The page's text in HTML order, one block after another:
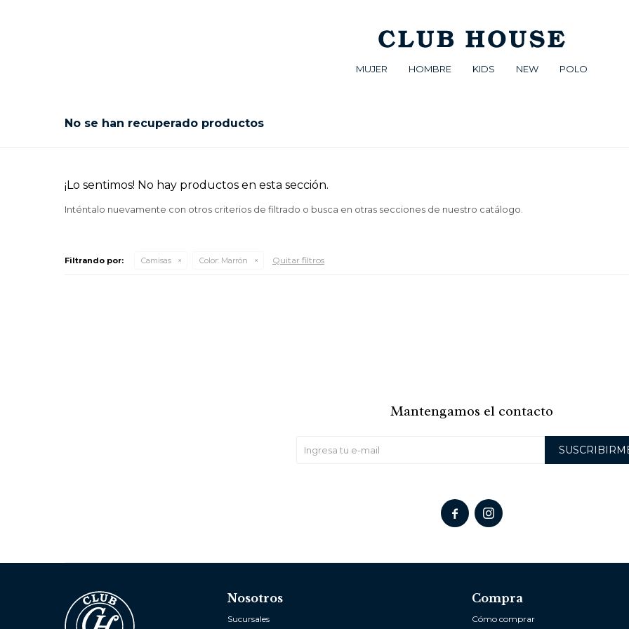
MUJER HOMBRE KIDS NEW POLO
No se han recuperado productos
¡Lo sentimos! No hay productos en esta sección.
Inténtalo nuevamente con otros criterios de filtrado o busca en otras secciones de nuestro catálogo.
Filtrando por: Camisas Color: Marrón Quitar filtros
Nosotros
Sucursales
Compra
Cómo comprar
Mantengamos el contacto
 